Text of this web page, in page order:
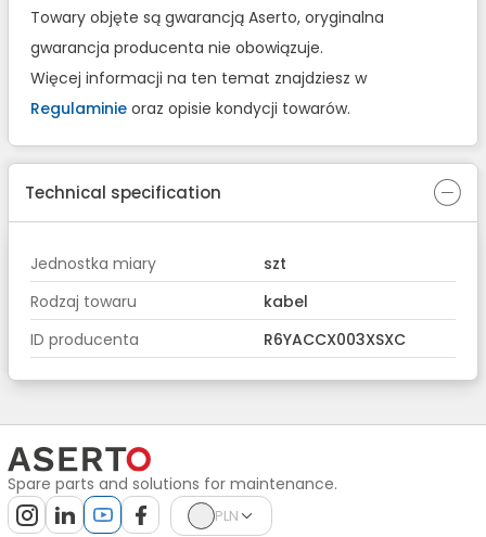
Towary objęte są gwarancją Aserto, oryginalna
gwarancja producenta nie obowiązuje.
Więcej informacji na ten temat znajdziesz w
Regulaminie oraz opisie kondycji towarów.
Technical specification
Jednostka miary
szt
Rodzaj towaru
kabel
ID producenta
R6YACCX003XSXC
Spare parts and solutions for maintenance.
PLN